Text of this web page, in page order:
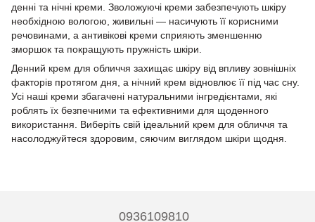
денні та нічні креми. Зволожуючі креми забезпечують шкіру
необхідною вологою, живильні — насичують її корисними
речовинами, а антивікові креми сприяють зменшенню
зморшок та покращують пружність шкіри.
Денний крем для обличчя захищає шкіру від впливу зовнішніх
факторів протягом дня, а нічний крем відновлює її під час сну.
Усі наші креми збагачені натуральними інгредієнтами, які
роблять їх безпечними та ефективними для щоденного
використання. Виберіть свій ідеальний крем для обличчя та
насолоджуйтеся здоровим, сяючим виглядом шкіри щодня.
0936109810